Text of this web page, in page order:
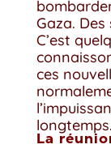
Gaza.
C’est
ces
longtemps.
La